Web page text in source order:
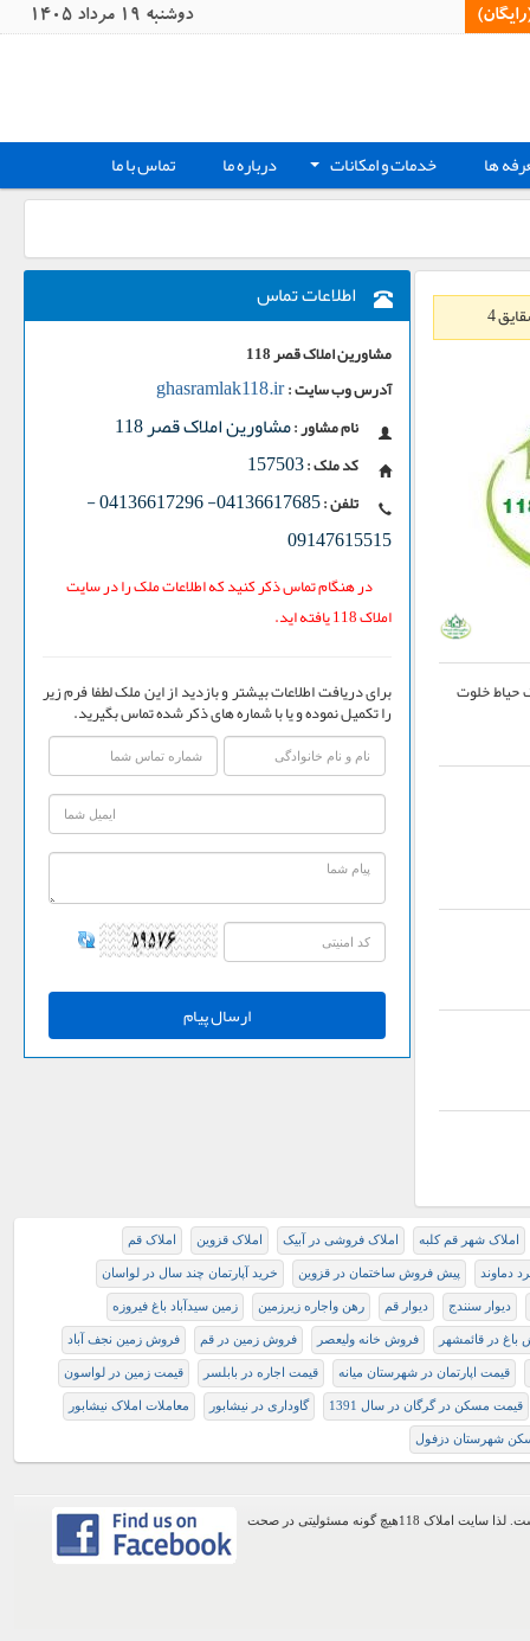
دوشنبه 19 مرداد 1405
ها + خدمات و امکانات درباره ما تماس با ما
4
و گچ بری و یک حیاط خلوت
اطلاعات تماس
مشاورین املاک قصر 118
آدرس وب سایت :ghasramlak118.ir
نام مشاور :مشاورین املاک قصر 118
کد ملک :157503
تلفن :04136617685- 04136617296
-
09147615515
در هنگام تماس ذکر کنید که اطلاعات ملک را در سایت
املاک 118 یافته اید.
برای دریافت اطلاعات بیشتر و بازدید از این ملک لطفا فرم زیر
را تکمیل نموده و یا با شماره های ذکر شده تماس بگیرید.
ارسال پیام
املاک شهر قم کلبه املاک فروشی در آبیک املاک قزوین املاک قم
دماوند پیش فروش ساختمان در قزوین خرید آپارتمان چند سال در لواسان
دیوار سنندج دیوار قم رهن واجاره زیرزمین زمین سیدآباد باغ فیروزه
باغ در قائمشهر فروش خانه ولیعصر فروش زمین در قم فروش زمین نجف آباد
قیمت اپارتمان در شهرستان میانه قیمت اجاره در بابلسر قیمت زمین در لواسون
قیمت مسکن در گرگان در سال 1391 گاوداری در نیشابور معاملات املاک نیشابور
شهرستان دزفول
اطلاعات موجود در این وب سایت از طریق کاربران عمومی سایت ثبت شده است. لذا سایت املاک 118هیچ گونه مسئولیتی در صحت